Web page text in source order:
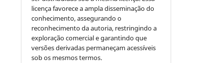
licença favorece a ampla disseminação do
conhecimento, assegurando o
reconhecimento da autoria, restringindo a
exploração comercial e garantindo que
versões derivadas permaneçam acessíveis
sob os mesmos termos.